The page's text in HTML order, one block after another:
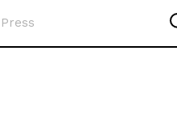
Press